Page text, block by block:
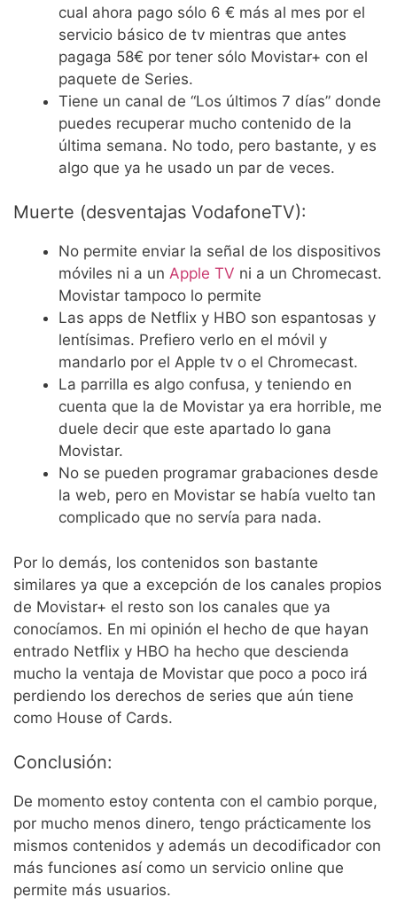
cual ahora pago sólo 6 € más al mes por el
servicio básico de tv mientras que antes
pagaga 58€ por tener sólo Movistar+ con el
paquete de Series.
Tiene un canal de “Los últimos 7 días” donde
puedes recuperar mucho contenido de la
última semana. No todo, pero bastante, y es
algo que ya he usado un par de veces.
Muerte (desventajas VodafoneTV):
No permite enviar la señal de los dispositivos
móviles ni a un Apple TV ni a un Chromecast.
Movistar tampoco lo permite
Las apps de Netflix y HBO son espantosas y
lentísimas. Prefiero verlo en el móvil y
mandarlo por el Apple tv o el Chromecast.
La parrilla es algo confusa, y teniendo en
cuenta que la de Movistar ya era horrible, me
duele decir que este apartado lo gana
Movistar.
No se pueden programar grabaciones desde
la web, pero en Movistar se había vuelto tan
complicado que no servía para nada.
Por lo demás, los contenidos son bastante
similares ya que a excepción de los canales propios
de Movistar+ el resto son los canales que ya
conocíamos. En mi opinión el hecho de que hayan
entrado Netflix y HBO ha hecho que descienda
mucho la ventaja de Movistar que poco a poco irá
perdiendo los derechos de series que aún tiene
como House of Cards.
Conclusión:
De momento estoy contenta con el cambio porque,
por mucho menos dinero, tengo prácticamente los
mismos contenidos y además un decodificador con
más funciones así como un servicio online que
permite más usuarios.